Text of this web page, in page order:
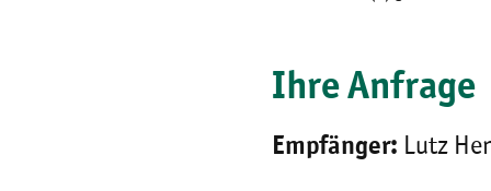
Ihre Anfrage
Empfänger: Lutz